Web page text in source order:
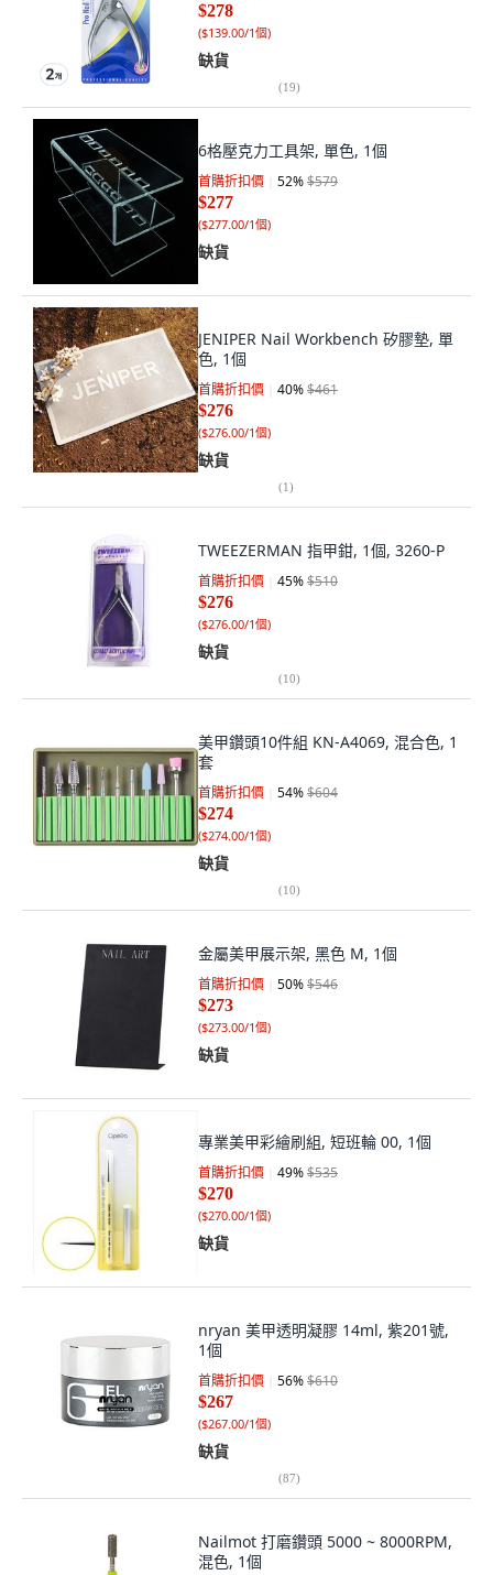
$278
($139.00/1個)
缺貨
(19)
6格壓克力工具架, 單色, 1個
首購折扣價 52%$579
$277
($277.00/1個)
缺貨
JENIPER Nail Workbench 矽膠墊, 單
色, 1個
首購折扣價 40%$461
$276
($276.00/1個)
缺貨
(1)
TWEEZERMAN 指甲鉗, 1個, 3260-P
首購折扣價 45%$510
$276
($276.00/1個)
缺貨
(10)
美甲鑽頭10件組 KN-A4069, 混合色, 1
套
首購折扣價 54%$604
$274
($274.00/1個)
缺貨
(10)
金屬美甲展示架, 黑色 M, 1個
首購折扣價 50%$546
$273
($273.00/1個)
缺貨
專業美甲彩繪刷組, 短班輪 00, 1個
首購折扣價 49%$535
$270
($270.00/1個)
缺貨
nryan 美甲透明凝膠 14ml, 紫201號,
1個
首購折扣價 56%$610
$267
($267.00/1個)
缺貨
(87)
Nailmot 打磨鑽頭 5000 ~ 8000RPM,
混色, 1個